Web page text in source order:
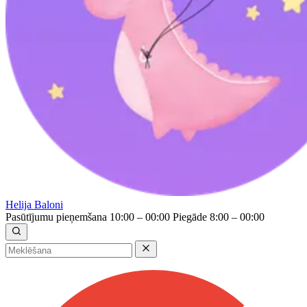
Helija Baloni
Pasūtījumu pieņemšana 10:00 – 00:00 Piegāde 8:00 – 00:00